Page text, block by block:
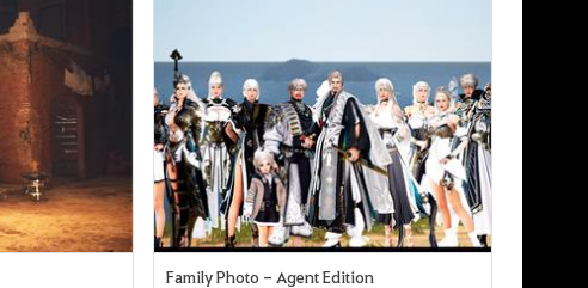
Family Photo - Agent Edition